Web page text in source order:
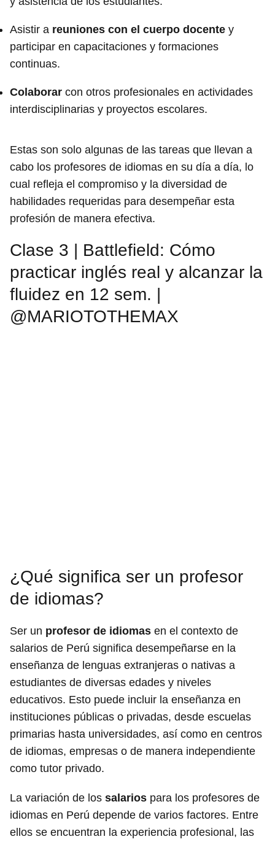
Asistir a reuniones con el cuerpo docente y
participar en capacitaciones y formaciones
continuas.
Colaborar con otros profesionales en actividades
interdisciplinarias y proyectos escolares.
Estas son solo algunas de las tareas que llevan a
cabo los profesores de idiomas en su día a día, lo
cual refleja el compromiso y la diversidad de
habilidades requeridas para desempeñar esta
profesión de manera efectiva.
Clase 3 | Battlefield: Cómo
practicar inglés real y alcanzar la
fluidez en 12 sem. |
@MARIOTOTHEMAX
¿Qué significa ser un profesor
de idiomas?
Ser un profesor de idiomas en el contexto de
salarios de Perú significa desempeñarse en la
enseñanza de lenguas extranjeras o nativas a
estudiantes de diversas edades y niveles
educativos. Esto puede incluir la enseñanza en
instituciones públicas o privadas, desde escuelas
primarias hasta universidades, así como en centros
de idiomas, empresas o de manera independiente
como tutor privado.
La variación de los salarios para los profesores de
idiomas en Perú depende de varios factores. Entre
ellos se encuentran la experiencia profesional, las